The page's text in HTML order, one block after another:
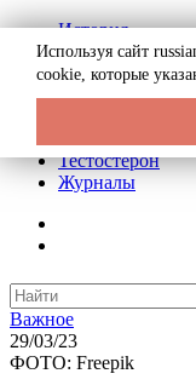
История
Биография
Криминал
Реклама на
Тестостерон
Журналы
Важное
29/03/23
ФОТО: Freepik
Используя сайт
cookie, которые